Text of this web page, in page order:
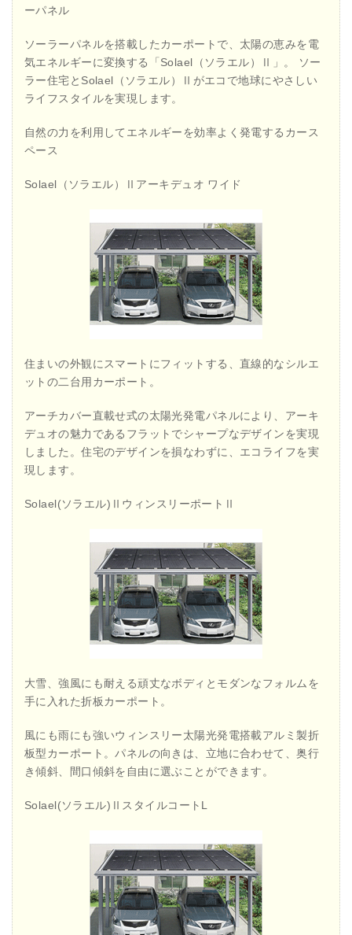
ーパネル
ソーラーパネルを搭載したカーポートで、太陽の恵みを電
気エネルギーに変換する「Solael（ソラエル）Ⅱ」。 ソー
ラー住宅とSolael（ソラエル）Ⅱがエコで地球にやさしい
ライフスタイルを実現します。
自然の力を利用してエネルギーを効率よく発電するカース
ペース
Solael（ソラエル）Ⅱアーキデュオ ワイド
住まいの外観にスマートにフィットする、直線的なシルエ
ットの二台用カーポート。
アーチカバー直載せ式の太陽光発電パネルにより、アーキ
デュオの魅力であるフラットでシャープなデザインを実現
しました。住宅のデザインを損なわずに、エコライフを実
現します。
Solael(ソラエル)ⅡウィンスリーポートⅡ
大雪、強風にも耐える頑丈なボディとモダンなフォルムを
手に入れた折板カーポート。
風にも雨にも強いウィンスリー太陽光発電搭載アルミ製折
板型カーポート。パネルの向きは、立地に合わせて、奥行
き傾斜、間口傾斜を自由に選ぶことができます。
Solael(ソラエル)ⅡスタイルコートL